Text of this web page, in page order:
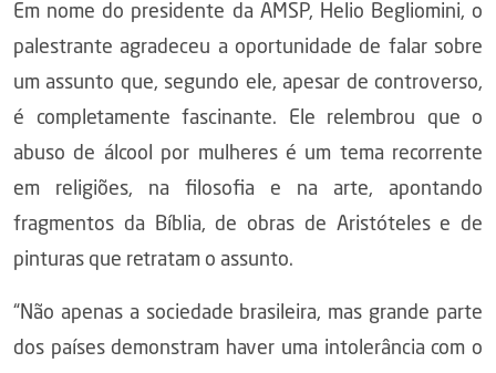
Em nome do presidente da AMSP, Helio Begliomini, o
palestrante agradeceu a oportunidade de falar sobre
um assunto que, segundo ele, apesar de controverso,
é completamente fascinante. Ele relembrou que o
abuso de álcool por mulheres é um tema recorrente
em religiões, na filosofia e na arte, apontando
fragmentos da Bíblia, de obras de Aristóteles e de
pinturas que retratam o assunto.
“Não apenas a sociedade brasileira, mas grande parte
dos países demonstram haver uma intolerância com o